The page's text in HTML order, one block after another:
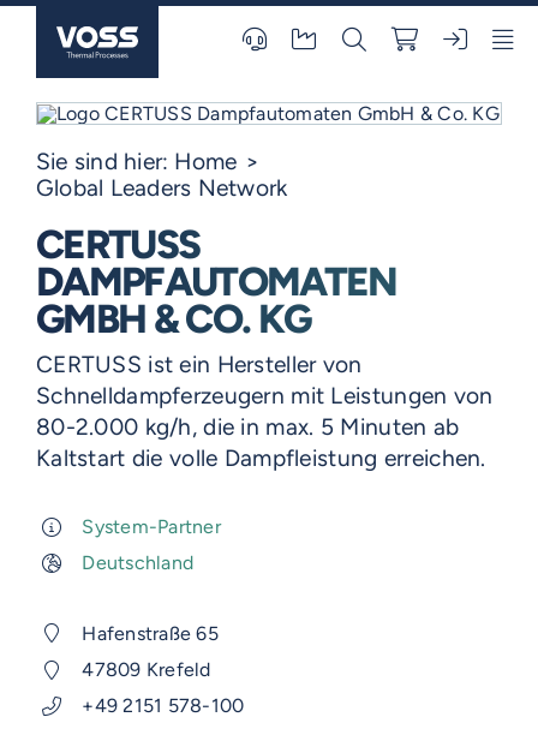
Sie sind hier: Home
Global Leaders Network
CERTUSS
DAMPFAUTOMATEN
GMBH & CO. KG
CERTUSS ist ein Hersteller von
Schnelldampferzeugern mit Leistungen von
80-2.000 kg/h, die in max. 5 Minuten ab
Kaltstart die volle Dampfleistung erreichen.
System-Partner
Deutschland
Hafenstraße 65
47809 Krefeld
+49 2151 578-100